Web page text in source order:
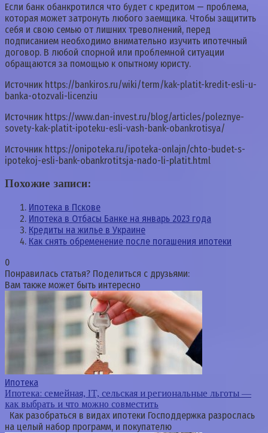
Если банк обанкротился что будет с кредитом — проблема,
которая может затронуть любого заемщика. Чтобы защитить
себя и свою семью от лишних треволнений, перед
подписанием необходимо внимательно изучить ипотечный
договор. В любой спорной или проблемной ситуации
обращаются за помощью к опытному юристу.
Источник https://bankiros.ru/wiki/term/kak-platit-kredit-esli-u-
banka-otozvali-licenziu
Источник https://www.dan-invest.ru/blog/articles/poleznye-
sovety-kak-platit-ipoteku-esli-vash-bank-obankrotisya/
Источник https://onipoteka.ru/ipoteka-onlajn/chto-budet-s-
ipotekoj-esli-bank-obankrotitsja-nado-li-platit.html
Похожие записи:
Ипотека в Пскове
Ипотека в Отбасы Банке на январь 2023 года
Кредиты на жилье в Украине
Как снять обременение после погашения ипотеки
0
Понравилась статья? Поделиться с друзьями:
Вам также может быть интересно
Ипотека
Ипотека: семейная, IT, сельская и региональные льготы —
как выбрать и что можно совместить
Как разобраться в видах ипотеки Господдержка разрослась
на целый набор программ, и покупателю